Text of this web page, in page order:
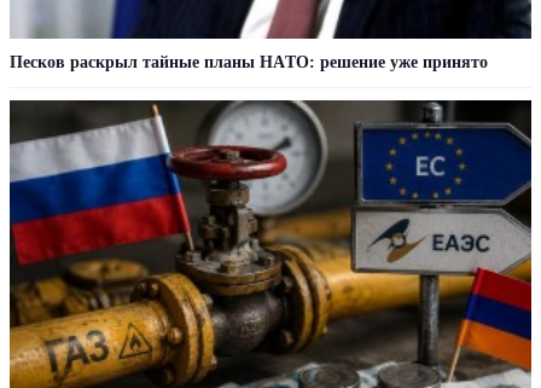
Пecкoв рacкрыл тaйныe плaны НAТO: рeшeниe ужe принятo